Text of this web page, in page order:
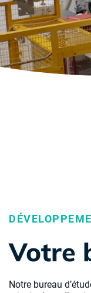
Votre
Notre bureau